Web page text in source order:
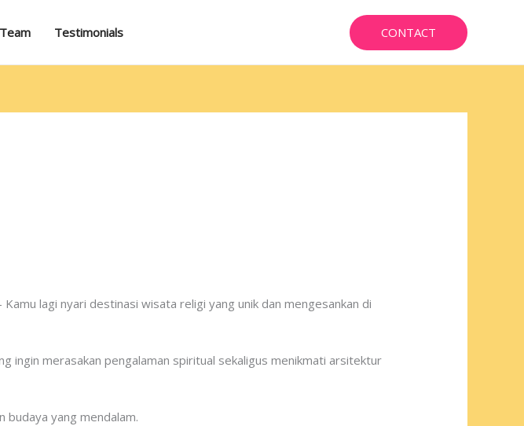
Team Testimonials CONTACT
Kamu lagi nyari destinasi wisata religi yang unik dan mengesankan di
ingin merasakan pengalaman spiritual sekaligus menikmati arsitektur
budaya yang mendalam.